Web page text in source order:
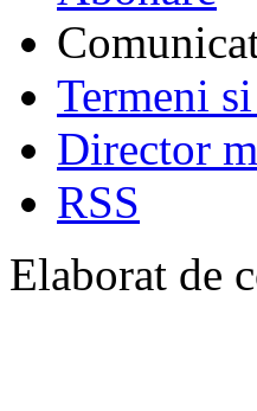
Termeni
Director
RSS
Elaborat de